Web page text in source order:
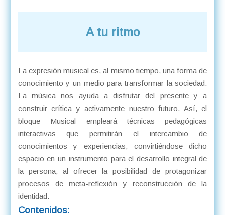
A tu ritmo
La expresión musical es, al mismo tiempo, una forma de
conocimiento y un medio para transformar la sociedad.
La música nos ayuda a disfrutar del presente y a
construir crítica y activamente nuestro futuro. Así, el
bloque Musical empleará técnicas pedagógicas
interactivas que permitirán el intercambio de
conocimientos y experiencias, convirtiéndose dicho
espacio en un instrumento para el desarrollo integral de
la persona, al ofrecer la posibilidad de protagonizar
procesos de meta-reflexión y reconstrucción de la
identidad.
Contenidos: